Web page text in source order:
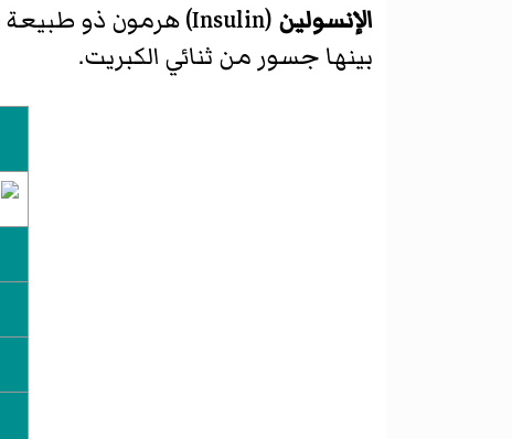
الإنسولين (
Insulin)‏ هرمون ذو طبيعة
بينها جسور من ثنائي الكبريت.